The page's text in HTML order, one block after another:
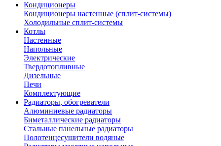
Кондиционеры
Кондиционеры настенные (сплит-системы)
Холодильные сплит-системы
Котлы
Настенные
Напольные
Электрические
Твердотопливные
Дизельные
Печи
Комплектующие
Радиаторы, обогреватели
Алюминиевые радиаторы
Биметаллические радиаторы
Стальные панельные радиаторы
Полотенцесушители водяные